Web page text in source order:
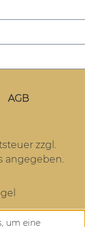
AGB
zzgl.
angegeben.
um eine